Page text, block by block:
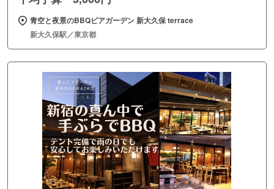
青空と夜景のBBQビアガーデン 新大久保 terrace
新大久保駅／東京都